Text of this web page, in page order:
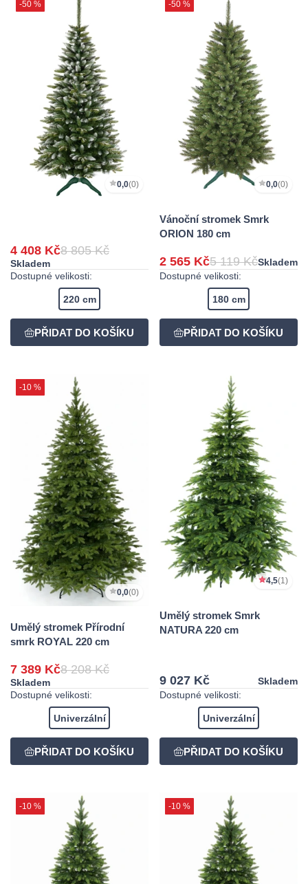
-50 %
0,0(0)
4 408 Kč8 805 Kč
Skladem
Dostupné velikosti:
220 cm
-50 %
0,0(0)
Vánoční stromek Smrk
ORION 180 cm
2 565 Kč5 119 KčSkladem
Dostupné velikosti:
180 cm
-10 %
0,0(0)
Umělý stromek Přírodní
smrk ROYAL 220 cm
7 389 Kč8 208 Kč
Skladem
Dostupné velikosti:
Univerzální
4,5(1)
Umělý stromek Smrk
NATURA 220 cm
9 027 Kč
Skladem
Dostupné velikosti:
Univerzální
-10 % -10 %